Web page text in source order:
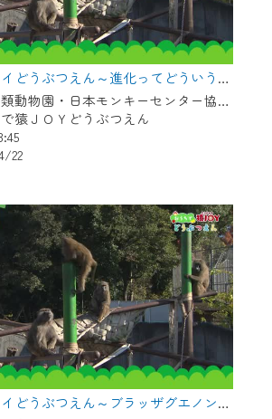
おうちで猿ジョイどうぶつえん～進化ってどういうこと？～（2025年3月16日初回放送）
世界屈指のサル類動物園・日本モンキーセンター協力の親子で学べる動物番組。
猿ＪＯＹどうぶつえん
22
おうちで猿ジョイどうぶつえん～ブラッザグエノン～（2025年2月16日初回放送）
のログインには、MyIDが必
。
Web TVを含むCCNetの
ご利用頂くためのIDです。
使っているメールアドレス
などのフリーメールアドレ
能です）
のログイン・MyIDの新規登
ら
をご利用中の方は引き続き
けます。
ス情報＞
のリニューアルにともないメ
業を予定しています。